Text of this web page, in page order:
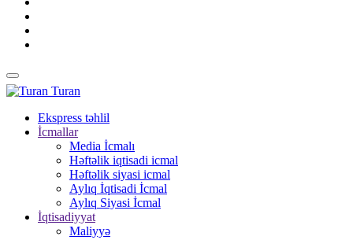
Turan
Ekspress təhlil
İcmallar
Media İcmalı
Həftəlik iqtisadi icmal
Həftəlik siyasi icmal
Aylıq İqtisadi İcmal
Aylıq Siyasi İcmal
İqtisadiyyat
Maliyyə